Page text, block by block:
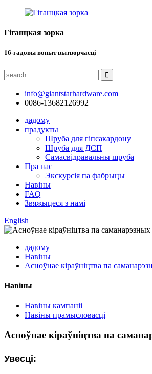
Гіганцкая зорка
16-гадовы вопыт вытворчасці
info@giantstarhardware.com
0086-13682126992
дадому
прадукты
Шруба для гіпсакардону
Шруба для ДСП
Самасвідравальны шруба
Пра нас
Экскурсія па фабрыцы
Навіны
FAQ
Звяжыцеся з намі
English
дадому
Навіны
Асноўнае кіраўніцтва па
Навіны
Навіны кампаніі
Навіны прамысловасці
Асноўнае кіраўніцтва па
Увесці: